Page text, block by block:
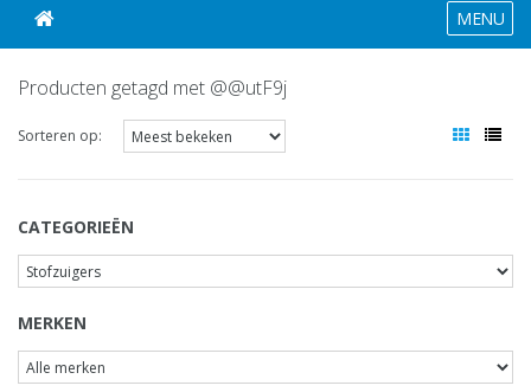
MENU
Producten getagd met @@utF9j
Sorteren op:
CATEGORIEËN
MERKEN